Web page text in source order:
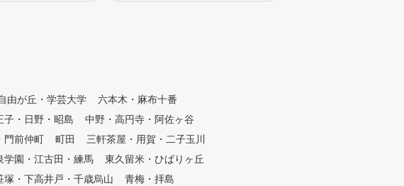
入館 WEB予約・セルフチェッ
ルフブースをご利用いただけま
す。専用アプリのQRコード入
全。いつでも安心してご利用い
ただけます。 半個室の3打席、
由が丘・学芸大学
六本木・麻布十番
子・日野・昭島
中野・高円寺・阿佐ヶ谷
門前仲町 町田
三軒茶屋・用賀・二子玉川
学園・江古田・練馬
東久留米・ひばりヶ丘
塚・下高井戸・千歳烏山
青梅・拝島